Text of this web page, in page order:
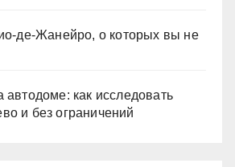
де-Жанейро, о которых вы не
автодоме: как исследовать
и без ограничений